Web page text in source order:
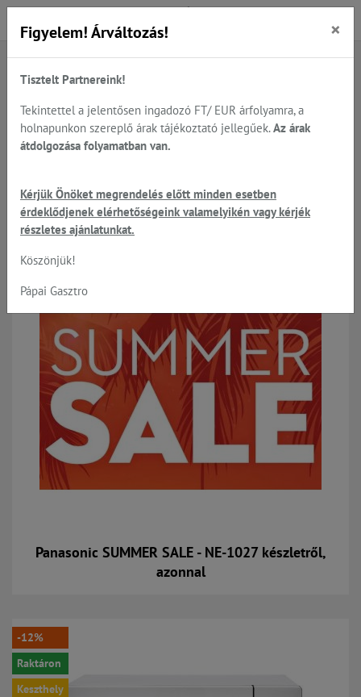
Főoldal Termékek
Panasonic Professional mikrohullámú készülékek
mikrohullámú készülékek
Raktáron
Panasonic SUMMER SALE - NE-1027 készletről,
azonnal
-12%
Raktáron
Keszthely
Figyelem! Árváltozás! ×
Tisztelt Partnereink!
Tekintettel a jelentősen ingadozó FT/ EUR árfolyamra, a
holnapunkon szereplő árak tájékoztató jellegűek. Az árak
átdolgozása folyamatban van.
Kérjük Önöket megrendelés előtt minden esetben
érdeklődjenek elérhetőségeink valamelyikén vagy kérjék
részletes ajánlatunkat.
Köszönjük!
Pápai Gasztro